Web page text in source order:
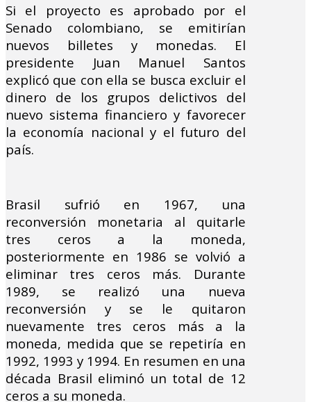
Si el proyecto es aprobado por el
Senado colombiano, se emitirían
nuevos billetes y monedas. El
presidente Juan Manuel Santos
explicó que con ella se busca excluir el
dinero de los grupos delictivos del
nuevo sistema financiero y favorecer
la economía nacional y el futuro del
país.
Brasil sufrió en 1967, una
reconversión monetaria al quitarle
tres ceros a la moneda,
posteriormente en 1986 se volvió a
eliminar tres ceros más. Durante
1989, se realizó una nueva
reconversión y se le quitaron
nuevamente tres ceros más a la
moneda, medida que se repetiría en
1992, 1993 y 1994. En resumen en una
década Brasil eliminó un total de 12
ceros a su moneda.